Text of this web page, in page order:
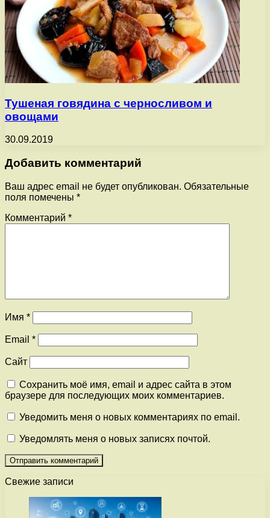
Тушеная говядина с черносливом и
овощами
30.09.2019
Добавить комментарий
Ваш адрес email не будет опубликован. Обязательные
поля помечены *
Комментарий *
Имя *
Email *
Сайт
Сохранить моё имя, email и адрес сайта в этом
браузере для последующих моих комментариев.
Уведомить меня о новых комментариях по email.
Уведомлять меня о новых записях почтой.
Свежие записи